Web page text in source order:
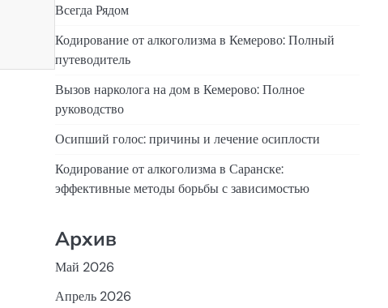
Всегда Рядом
Кодирование от алкоголизма в Кемерово: Полный
путеводитель
Вызов нарколога на дом в Кемерово: Полное
руководство
Осипший голос: причины и лечение осиплости
Кодирование от алкоголизма в Саранске:
эффективные методы борьбы с зависимостью
Архив
Май 2026
Апрель 2026